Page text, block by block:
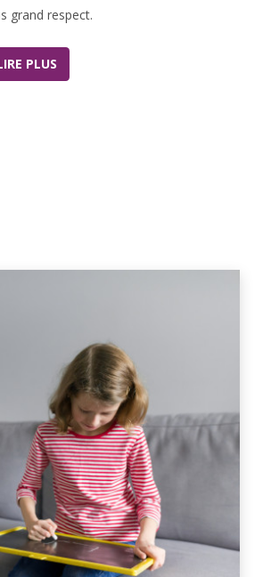
grand respect.
PLUS